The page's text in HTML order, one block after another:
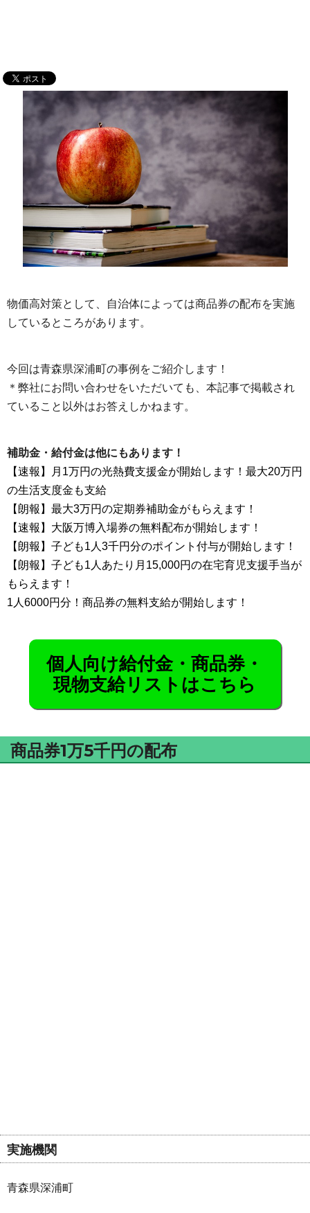
物価高対策として、自治体によっては商品券の配布を実施
しているところがあります。
今回は青森県深浦町の事例をご紹介します！
＊弊社にお問い合わせをいただいても、本記事で掲載され
ていること以外はお答えしかねます。
補助金・給付金は他にもあります！
【速報】月1万円の光熱費支援金が開始します！最大20万円
の生活支度金も支給
【朗報】最大3万円の定期券補助金がもらえます！
【速報】大阪万博入場券の無料配布が開始します！
【朗報】子ども1人3千円分のポイント付与が開始します！
【朗報】子ども1人あたり月15,000円の在宅育児支援手当が
もらえます！
1人6000円分！商品券の無料支給が開始します！
個人向け給付金・商品券・
現物支給リストはこちら
商品券1万5千円の配布
実施機関
青森県深浦町